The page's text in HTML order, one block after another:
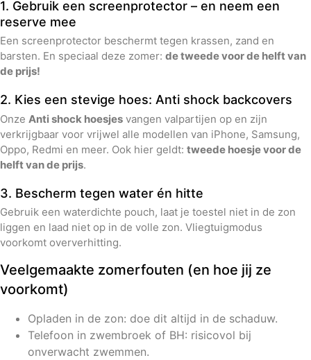
1. Gebruik een screenprotector – en neem een
reserve mee
Een screenprotector beschermt tegen krassen, zand en
barsten. En speciaal deze zomer: de tweede voor de helft van
de prijs!
2. Kies een stevige hoes: Anti shock backcovers
Onze Anti shock hoesjes vangen valpartijen op en zijn
verkrijgbaar voor vrijwel alle modellen van iPhone, Samsung,
Oppo, Redmi en meer. Ook hier geldt: tweede hoesje voor de
helft van de prijs.
3. Bescherm tegen water én hitte
Gebruik een waterdichte pouch, laat je toestel niet in de zon
liggen en laad niet op in de volle zon. Vliegtuigmodus
voorkomt oververhitting.
Veelgemaakte zomerfouten (en hoe jij ze
voorkomt)
Opladen in de zon: doe dit altijd in de schaduw.
Telefoon in zwembroek of BH: risicovol bij
onverwacht zwemmen.